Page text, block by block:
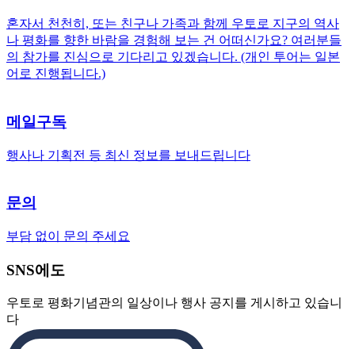
혼자서 천천히, 또는 친구나 가족과 함께 우토로 지구의 역사
나 평화를 향한 바람을 경험해 보는 건 어떠신가요? 여러분들
의 참가를 진심으로 기다리고 있겠습니다. (개인 투어는 일본
어로 진행됩니다.)
메일구독
행사나 기획전 등 최신 정보를 보내드립니다
문의
부담 없이 문의 주세요
SNS에도
우토로 평화기념관의 일상이나 행사 공지를 게시하고 있습니
다